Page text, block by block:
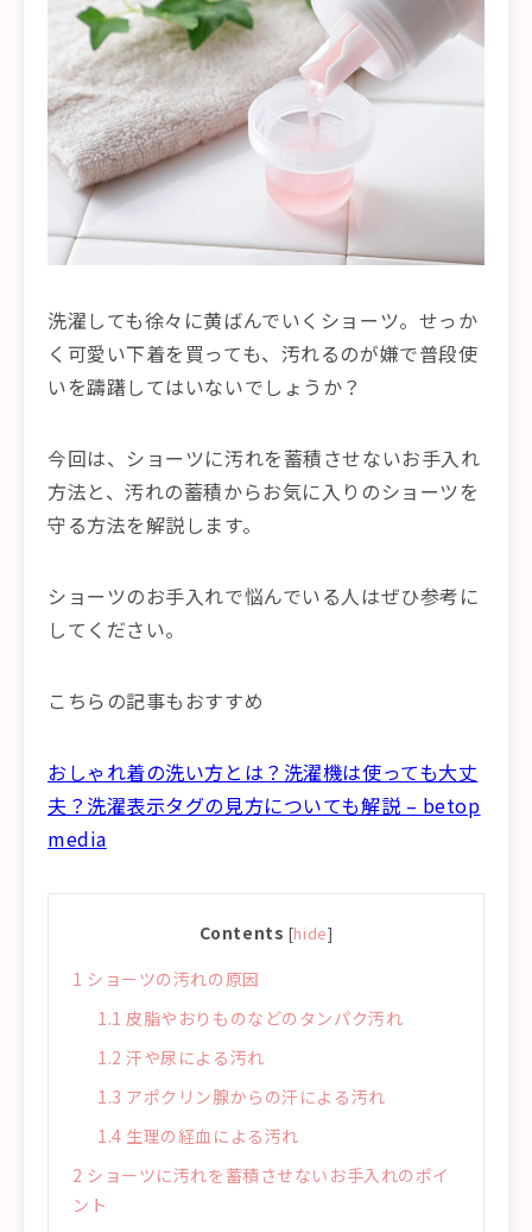
洗濯しても徐々に黄ばんでいくショーツ。せっか
く可愛い下着を買っても、汚れるのが嫌で普段使
いを躊躇してはいないでしょうか？
今回は、ショーツに汚れを蓄積させないお手入れ
方法と、汚れの蓄積からお気に入りのショーツを
守る方法を解説します。
ショーツのお手入れで悩んでいる人はぜひ参考に
してください。
こちらの記事もおすすめ
おしゃれ着の洗い方とは？洗濯機は使っても大丈
夫？洗濯表示タグの見方についても解説 – betop
media
Contents [hide]
1 ショーツの汚れの原因
1.1 皮脂やおりものなどのタンパク汚れ
1.2 汗や尿による汚れ
1.3 アポクリン腺からの汗による汚れ
1.4 生理の経血による汚れ
2 ショーツに汚れを蓄積させないお手入れのポイ
ント